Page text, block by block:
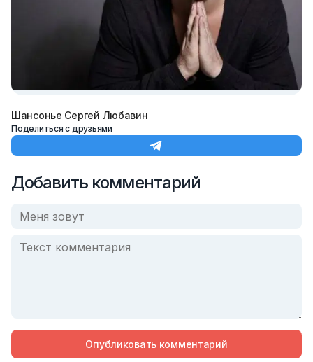
Шансонье Сергей Любавин
Поделиться с друзьями
Добавить комментарий
Опубликовать комментарий